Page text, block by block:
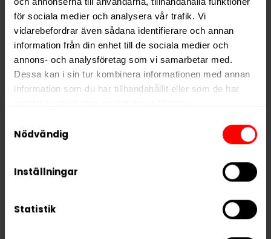
för sociala medier och analysera vår trafik. Vi
vidarebefordrar även sådana identifierare och annan
information från din enhet till de sociala medier och
annons- och analysföretag som vi samarbetar med.
Dessa kan i sin tur kombinera informationen med annan
information som du har tillhandahållit eller som de har
We work with
who may receive and
Nödvändig
Inställningar
Statistik
Nikotin per dosa
208 mg
Vikt per dosa
13 g
Portioner per dosa
Vikt per portion
0,7 g
Varumärke
CUBA
RELATERADE PRODUKTER